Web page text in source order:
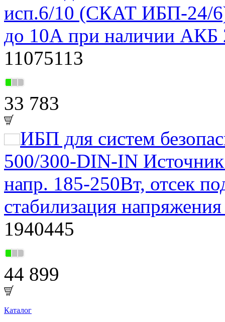
исп.6/10 (СКАТ ИБП-24/
до 10А при наличии
11075113
33 783
ИБП для систем
500/300-DIN-IN
напр. 185-250Вт, отсек
стабилизация
1940445
44 899
Каталог